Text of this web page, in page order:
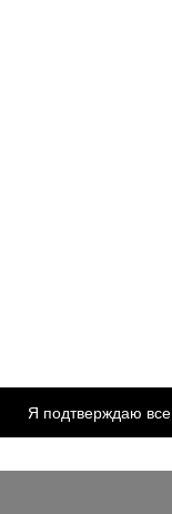
Я подтверждаю все